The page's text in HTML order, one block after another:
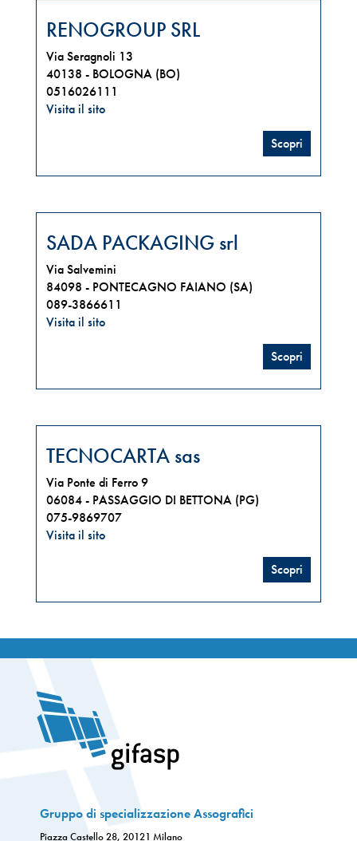
RENOGROUP SRL
Via Seragnoli 13
40138 - BOLOGNA (BO)
0516026111
Visita il sito
Scopri
SADA PACKAGING srl
Via Salvemini
84098 - PONTECAGNO FAIANO (SA)
089-3866611
Visita il sito
Scopri
TECNOCARTA sas
Via Ponte di Ferro 9
06084 - PASSAGGIO DI BETTONA (PG)
075-9869707
Visita il sito
Scopri
Gruppo di specializzazione Assografici
Piazza Castello 28, 20121 Milano